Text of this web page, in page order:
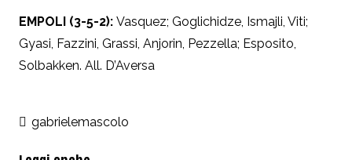
EMPOLI (3-5-2): Vasquez; Goglichidze, Ismajli, Viti;
Gyasi, Fazzini, Grassi, Anjorin, Pezzella; Esposito,
Solbakken. All. D’Aversa
gabrielemascolo